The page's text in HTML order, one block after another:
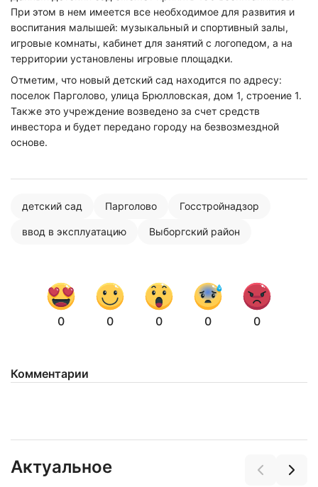
При этом в нем имеется все необходимое для развития и
воспитания малышей: музыкальный и спортивный залы,
игровые комнаты, кабинет для занятий с логопедом, а на
территории установлены игровые площадки.
Отметим, что новый детский сад находится по адресу:
поселок Парголово, улица Брюлловская, дом 1, строение 1.
Также это учреждение возведено за счет средств
инвестора и будет передано городу на безвозмездной
основе.
детский сад Парголово Госстройнадзор
ввод в эксплуатацию Выборгский район
0 0 0 0 0
Комментарии
Актуальное